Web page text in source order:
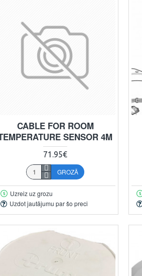
CABLE FOR ROOM
SENSOR 4M
71.95€
GROZĀ
Uzreiz uz grozu
Uzdot jautājumu par šo preci